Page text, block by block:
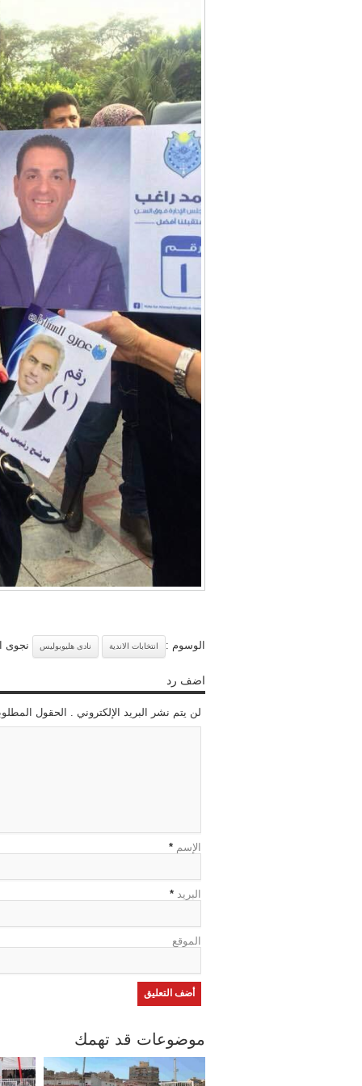
الوسوم : انتخابات الاندية نادى هليوبوليس نجوى
اضف رد
لن يتم نشر البريد الإلكتروني . الحقول
الإسم *
البريد *
الموقع
موضوعات قد تهمك